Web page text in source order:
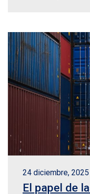
24 diciembre, 2025
El papel de